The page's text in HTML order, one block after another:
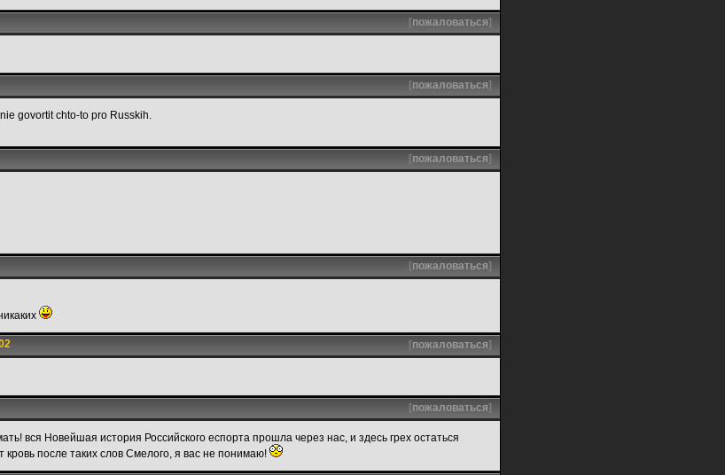
[пожаловаться]
[пожаловаться]
govortit chto-to pro Russkih.
[пожаловаться]
[пожаловаться]
[пожаловаться]
[пожаловаться]
вся Новейшая история Российского еспорта прошла через нас, и здесь грех остаться
после таких слов Смелого, я вас не понимаю!